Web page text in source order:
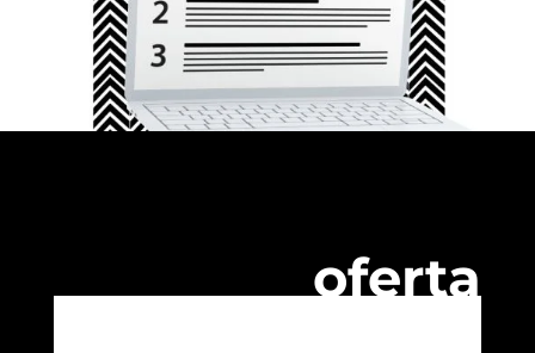
oferta